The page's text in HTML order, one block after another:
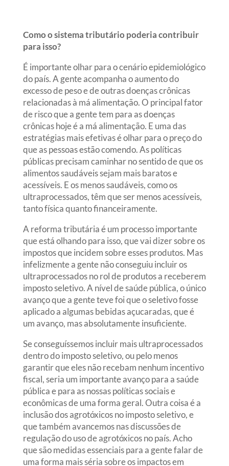
Como o sistema tributário poderia contribuir
para isso?
É importante olhar para o cenário epidemiológico
do país. A gente acompanha o aumento do
excesso de peso e de outras doenças crônicas
relacionadas à má alimentação. O principal fator
de risco que a gente tem para as doenças
crônicas hoje é a má alimentação. E uma das
estratégias mais efetivas é olhar para o preço do
que as pessoas estão comendo. As políticas
públicas precisam caminhar no sentido de que os
alimentos saudáveis sejam mais baratos e
acessíveis. E os menos saudáveis, como os
ultraprocessados, têm que ser menos acessíveis,
tanto física quanto financeiramente.
A reforma tributária é um processo importante
que está olhando para isso, que vai dizer sobre os
impostos que incidem sobre esses produtos. Mas
infelizmente a gente não conseguiu incluir os
ultraprocessados no rol de produtos a receberem
imposto seletivo. A nível de saúde pública, o único
avanço que a gente teve foi que o seletivo fosse
aplicado a algumas bebidas açucaradas, que é
um avanço, mas absolutamente insuficiente.
Se conseguíssemos incluir mais ultraprocessados
dentro do imposto seletivo, ou pelo menos
garantir que eles não recebam nenhum incentivo
fiscal, seria um importante avanço para a saúde
pública e para as nossas políticas sociais e
econômicas de uma forma geral. Outra coisa é a
inclusão dos agrotóxicos no imposto seletivo, e
que também avancemos nas discussões de
regulação do uso de agrotóxicos no país. Acho
que são medidas essenciais para a gente falar de
uma forma mais séria sobre os impactos em